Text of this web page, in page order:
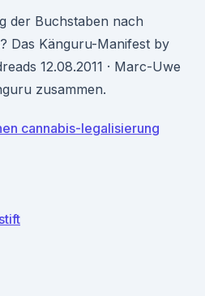
der Buchstaben nach
Das Känguru-Manifest by
12.08.2011 · Marc-Uwe
zusammen.
cannabis-legalisierung